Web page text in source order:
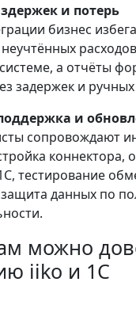
и потерь
бизнес
а отчёты
задержек и ручных
и
сопровождают
коннектора,
тестирование
данных по
можно
iiko и 1С